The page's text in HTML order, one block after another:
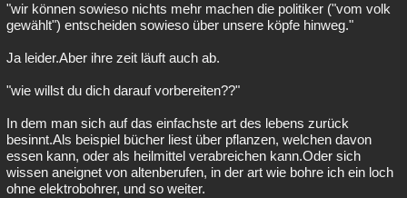
"wir können sowieso nichts mehr machen die politiker ("vom volk
gewählt") entscheiden sowieso über unsere köpfe hinweg."
Ja leider.Aber ihre zeit läuft auch ab.
"wie willst du dich darauf vorbereiten??"
In dem man sich auf das einfachste art des lebens zurück
besinnt.Als beispiel bücher liest über pflanzen, welchen davon
essen kann, oder als heilmittel verabreichen kann.Oder sich
wissen aneignet von altenberufen, in der art wie bohre ich ein loch
ohne elektrobohrer, und so weiter.